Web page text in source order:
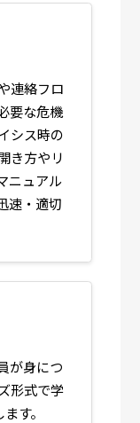
連絡フロ
要な危機
シス時の
き方やリ
ニュアル
速・適切
が身につ
形式で学
す。